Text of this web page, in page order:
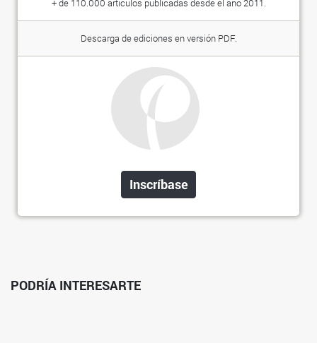
+ de 110.000 artículos publicadas desde el año 2011.
Descarga de ediciones en versión PDF.
Inscríbase
PODRÍA INTERESARTE